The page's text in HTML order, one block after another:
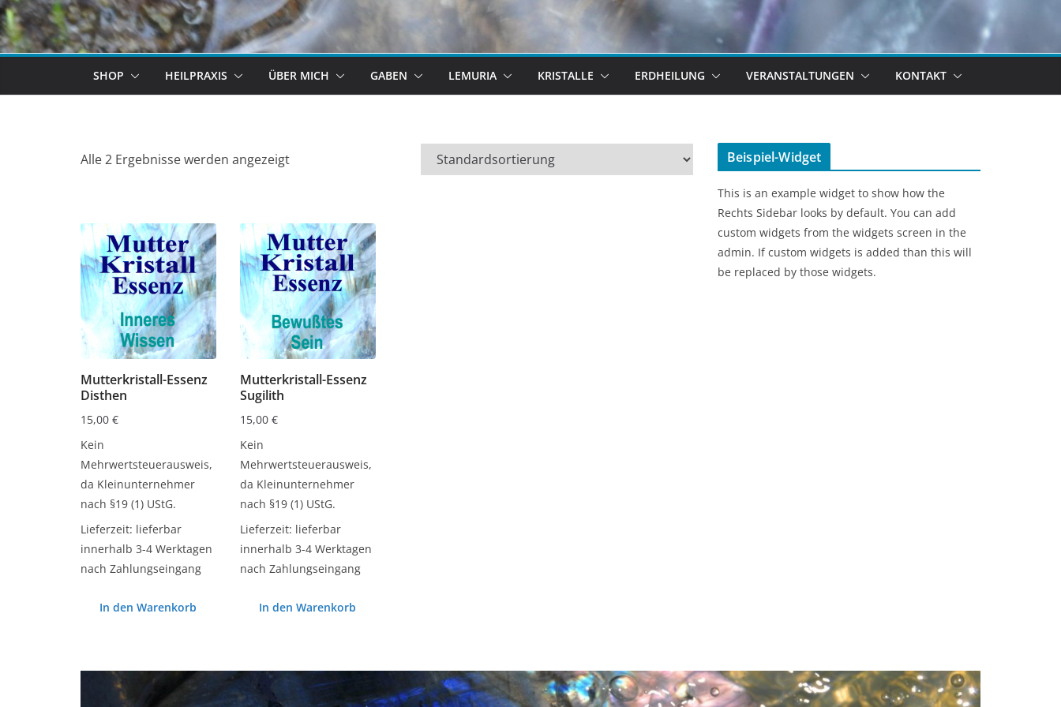
SHOP HEILPRAXIS ÜBER MICH GABEN LEMURIA KRISTALLE ERDHEILUNG VERANSTALTUNGEN KONTAKT
Alle 2 Ergebnisse werden angezeigt
Mutterkristall-Essenz
Disthen
15,00 €
Kein
Mehrwertsteuerausweis,
da Kleinunternehmer
nach §19 (1) UStG.
Lieferzeit: lieferbar
innerhalb 3-4 Werktagen
nach Zahlungseingang
In den Warenkorb
Mutterkristall-Essenz
Sugilith
15,00 €
Kein
Mehrwertsteuerausweis,
da Kleinunternehmer
nach §19 (1) UStG.
Lieferzeit: lieferbar
innerhalb 3-4 Werktagen
nach Zahlungseingang
In den Warenkorb
Beispiel-Widget
This is an example widget to show how the
Rechts Sidebar looks by default. You can add
custom widgets from the widgets screen in the
admin. If custom widgets is added than this will
be replaced by those widgets.